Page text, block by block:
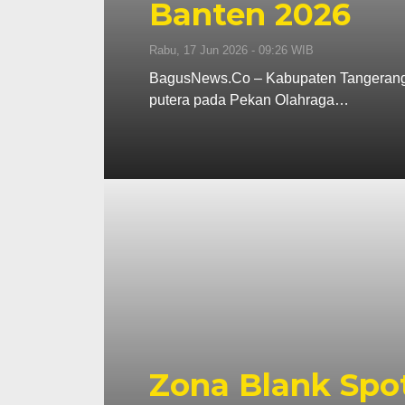
Banten 2026
Rabu, 17 Jun 2026 - 09:26 WIB
BagusNews.Co – Kabupaten
putera pada Pekan Olahraga…
Zona Blank